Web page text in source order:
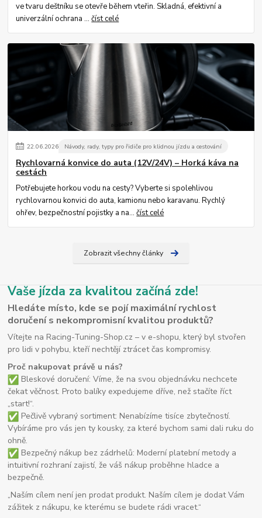
ve tvaru deštníku se otevře během vteřin. Skladná, efektivní a
univerzální ochrana ...číst celé
22.06.2026 Návody, rady, typy pro řidiče pro klidnou jízdu a cestování
Rychlovarná konvice do auta (12V/24V) – Horká káva na
cestách
Potřebujete horkou vodu na cesty? Vyberte si spolehlivou
rychlovarnou konvici do auta, kamionu nebo karavanu. Rychlý
ohřev, bezpečnostní pojistky a na...číst celé
Zobrazit všechny články
Vaše jízda za kvalitou začíná zde!
Hledáte místo, kde se pojí maximální rychlost
doručení s nekompromisní kvalitou produktů?
Vítejte na Racing-Tuning-Shop.cz – v e-shopu, který byl stvořen
pro lidi v pohybu, kteří nechtějí ztrácet čas kompromisy.
Proč nakupovat právě u nás?
Bleskové doručení: Víme, že na svou objednávku nechcete
čekat věčnost. Proto balíky expedujeme dříve, než stačíte říct
„start!“.
Pečlivě vybraný sortiment: Nenabízíme tisíce zbytečností.
Vybíráme pro vás jen ty kousky, za které bychom sami dali ruku do
ohně.
Bezpečný nákup bez zádrhelů: Moderní platební metody a
intuitivní rozhraní zajistí, že váš nákup proběhne hladce a
bezpečně.
„Naším cílem není jen prodat produkt. Naším cílem je dodat Vám
zážitek z nákupu, ke kterému se budete rádi vracet.“